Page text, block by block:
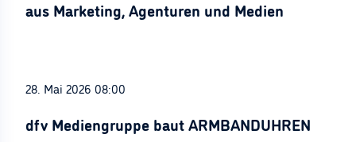
aus Marketing, Agenturen und Medien
28. Mai 2026 08:00
dfv Mediengruppe baut ARMBANDUHREN